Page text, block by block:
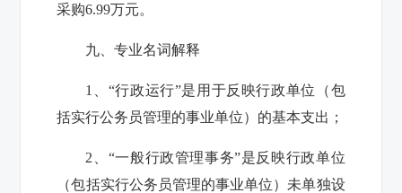
采购6.99万元。
九、专业名词解释
1、“行政运行”是用于反映行政单位（包
括实行公务员管理的事业单位）的基本支出；
2、“一般行政管理事务”是反映行政单位
（包括实行公务员管理的事业单位）未单独设